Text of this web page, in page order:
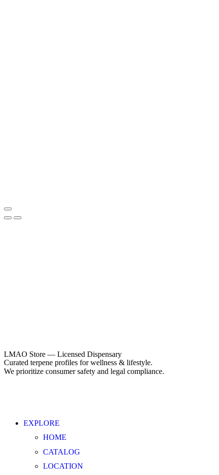
LMAO Store — Licensed Dispensary
Curated terpene profiles for wellness & lifestyle.
We prioritize consumer safety and legal compliance.
EXPLORE
HOME
CATALOG
LOCATION